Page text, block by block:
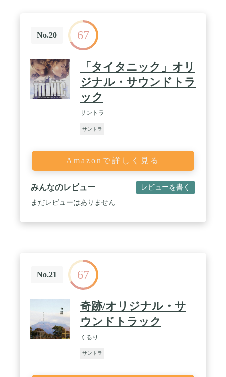
No.20 67
「タイタニック」オリ
ジナル・サウンドトラ
ック
サントラ
サントラ
Amazonで詳しく見る
みんなのレビュー レビューを書く
まだレビューはありません
No.21 67
奇跡/オリジナル・サ
ウンドトラック
くるり
サントラ